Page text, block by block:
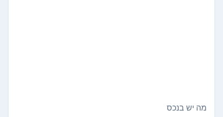
מה יש בנכס